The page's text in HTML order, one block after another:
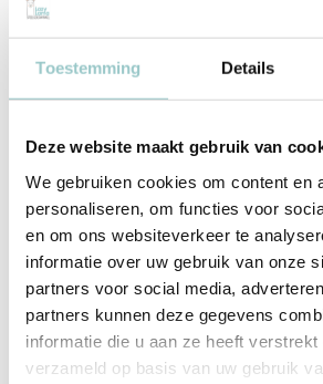
Toestemming Details
Deze website maakt gebruik van
We gebruiken cookies om content en
personaliseren, om functies voor
en om ons websiteverkeer te
informatie over uw gebruik van onze
partners voor social media,
partners kunnen deze gegevens
informatie die u aan ze heeft verstrekt
verzameld op basis van uw gebruik
en iconische afbeeldingen van dieren en
Kinderen kunnen de stukken op de juiste
plakken en zo hun kennis van de wereld
Wereldkaart ook de ontwikkeling van fijne
verplaatsen en opnieuw rangschikken om
avonturen te creëren.
Productspecificaties